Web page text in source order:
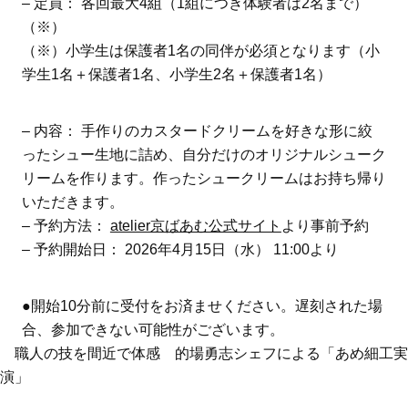
（※）
（※）小学生は保護者1名の同伴が必須となります（小
学生1名＋保護者1名、小学生2名＋保護者1名）
– 内容： 手作りのカスタードクリームを好きな形に絞
ったシュー生地に詰め、自分だけのオリジナルシューク
リームを作ります。作ったシュークリームはお持ち帰り
いただきます。
– 予約方法： atelier京ばあむ公式サイト より事前予約
– 予約開始日： 2026年4月15日（水） 11:00より
●開始10分前に受付をお済ませください。遅刻された場
合、参加できない可能性がございます。
職人の技を間近で体感 的場勇志シェフによる「あめ細工実
演」